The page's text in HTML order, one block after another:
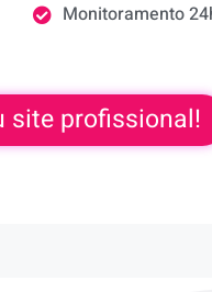
Monitoramento
site profissional!